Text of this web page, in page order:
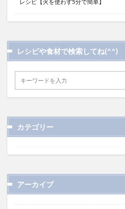
レシピ【火を使わず5分で簡単】
レシピや食材で検索してね(^^)
カテゴリー
アーカイブ